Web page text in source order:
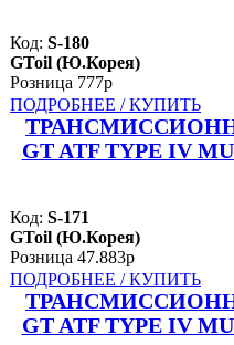
Код: S-180
GToil (Ю.Корея)
Розница 777р
ПОДРОБНЕЕ / КУПИТЬ
GT ATF TYPE IV
Код: S-171
GToil (Ю.Корея)
Розница 47.883р
ПОДРОБНЕЕ / КУПИТЬ
GT ATF TYPE IV